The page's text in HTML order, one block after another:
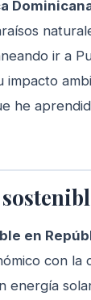
ir a
he
en
con
energía